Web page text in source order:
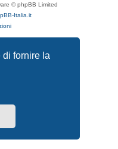
fornire la
© phpBB Limited
Italia.it